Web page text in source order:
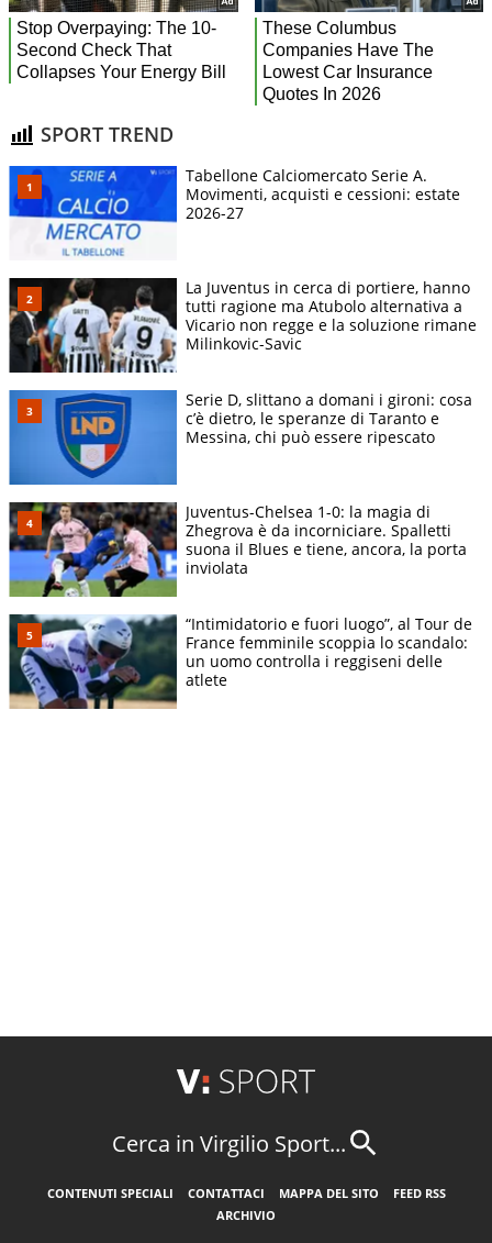
SPORT TREND
Tabellone Calciomercato Serie A.
Movimenti, acquisti e cessioni: estate
2026-27
La Juventus in cerca di portiere, hanno
tutti ragione ma Atubolo alternativa a
Vicario non regge e la soluzione rimane
Milinkovic-Savic
Serie D, slittano a domani i gironi: cosa
c’è dietro, le speranze di Taranto e
Messina, chi può essere ripescato
Juventus-Chelsea 1-0: la magia di
Zhegrova è da incorniciare. Spalletti
suona il Blues e tiene, ancora, la porta
inviolata
“Intimidatorio e fuori luogo”, al Tour de
France femminile scoppia lo scandalo:
un uomo controlla i reggiseni delle
atlete
Cerca in Virgilio Sport...
CONTENUTI SPECIALI CONTATTACI MAPPA DEL SITO
FEED RSS
ARCHIVIO